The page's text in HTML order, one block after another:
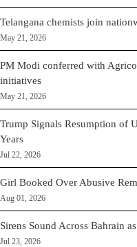
Telangana chemists join
May 21, 2026
PM Modi conferred with
initiatives
May 21, 2026
Trump Signals Resumption of
Years
Jul 22, 2026
Girl Booked Over Abusive
Aug 01, 2026
Sirens Sound Across Bahrain
Jul 23, 2026